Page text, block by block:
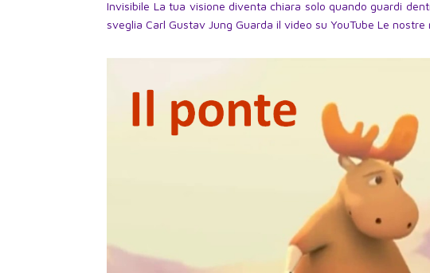
Invisibile La tua visione diventa chiara solo quando guardi
sveglia Carl Gustav Jung Guarda il video su YouTube Le nostre